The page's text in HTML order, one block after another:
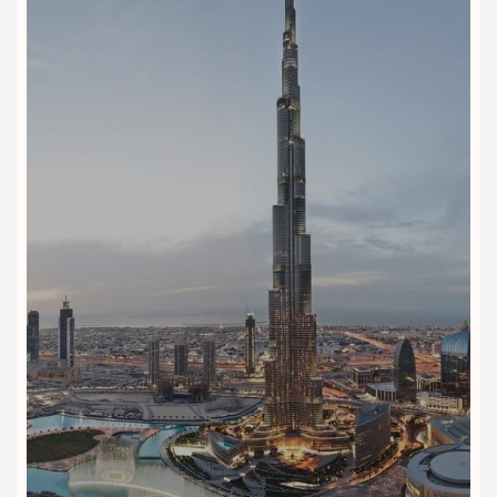
ورزش و حفظ تناسب اندام در طول سفر ارائه می‌دهد.
مرکز اسپا با ارائه خدمات ماساژ تخصصی، انواع درمان‌های
آرامش‌بخش و محیطی آرام، فرصتی برای بازیابی انرژی و رفع خستگی
در اختیار مهمانان قرار می‌دهد.
مهمانان می‌توانند با استفاده از سونا و حمام بخار، آرامش عمیقی را
تجربه کرده و سلامت جسمی خود را تقویت کنند.
• دسترسی آسان به مراکز خرید و جاذبه‌های تفریحی:
موقعیت عالی هتل در البرشا، دسترسی سریع و راحت به مراکز خرید
معروف، رستوران‌ها و جاذبه‌های گردشگری دبی را ممکن می‌کند.
رستوران و کافی‌شاپ هتل ویژن
امپریال دبی